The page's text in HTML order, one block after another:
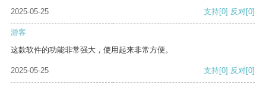
2025-05-25 支持[0] 反对[0]
游客
这款软件的功能非常强大，使用起来非常方便。
2025-05-25 支持[0] 反对[0]